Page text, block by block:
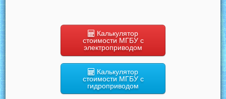
Калькулятор
стоимости МГБУ с
электроприводом
Калькулятор
стоимости МГБУ с
гидроприводом